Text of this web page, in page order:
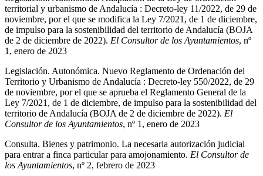
territorial y urbanismo de Andalucía : Decreto-ley 11/2022, de 29 de
noviembre, por el que se modifica la Ley 7/2021, de 1 de diciembre,
de impulso para la sostenibilidad del territorio de Andalucía (BOJA
de 2 de diciembre de 2022). El Consultor de los Ayuntamientos, nº
1, enero de 2023
Legislación. Autonómica. Nuevo Reglamento de Ordenación del
Territorio y Urbanismo de Andalucía : Decreto-ley 550/2022, de 29
de noviembre, por el que se aprueba el Reglamento General de la
Ley 7/2021, de 1 de diciembre, de impulso para la sostenibilidad del
territorio de Andalucía (BOJA de 2 de diciembre de 2022). El
Consultor de los Ayuntamientos, nº 1, enero de 2023
Consulta. Bienes y patrimonio. La necesaria autorización judicial
para entrar a finca particular para amojonamiento. El Consultor de
los Ayuntamientos, nº 2, febrero de 2023